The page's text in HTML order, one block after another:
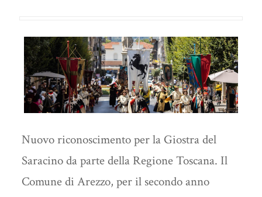
Nuovo riconoscimento per la Giostra del
Saracino da parte della Regione Toscana. Il
Comune di Arezzo, per il secondo anno